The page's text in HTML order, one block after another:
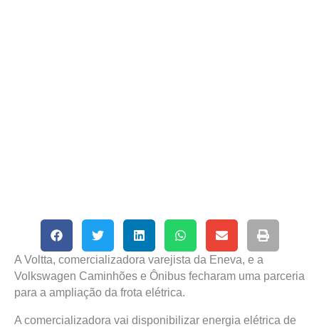
A Voltta, comercializadora varejista da Eneva, e a
Volkswagen Caminhões e Ônibus fecharam uma parceria
para a ampliação da frota elétrica.
A comercializadora vai disponibilizar energia elétrica de